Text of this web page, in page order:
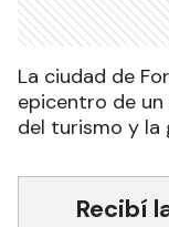
La ciudad de
epicentro de
del turismo y la
Recibí